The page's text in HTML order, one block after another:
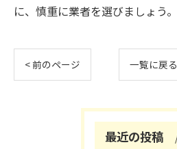
に、慎重に業者を選びましょう。
< 前のページ 一覧に戻る
最近の投稿